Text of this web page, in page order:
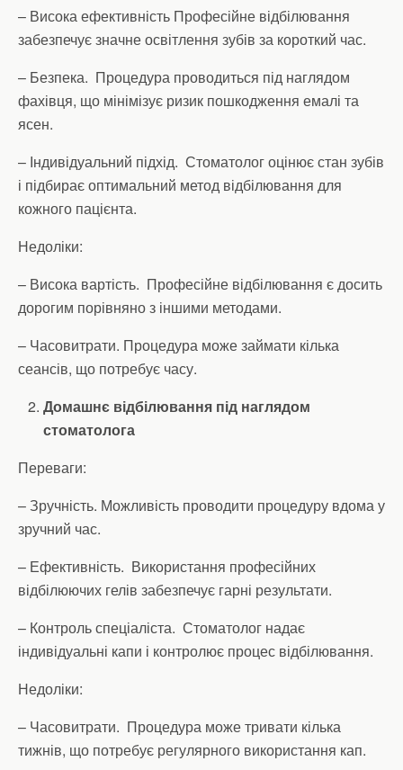
– Висока ефективність Професійне відбілювання
забезпечує значне освітлення зубів за короткий час.
– Безпека. Процедура проводиться під наглядом
фахівця, що мінімізує ризик пошкодження емалі та
ясен.
– Індивідуальний підхід. Стоматолог оцінює стан зубів
і підбирає оптимальний метод відбілювання для
кожного пацієнта.
Недоліки:
– Висока вартість. Професійне відбілювання є досить
дорогим порівняно з іншими методами.
– Часовитрати. Процедура може займати кілька
сеансів, що потребує часу.
Домашнє відбілювання під наглядом
стоматолога
Переваги:
– Зручність. Можливість проводити процедуру вдома у
зручний час.
– Ефективність. Використання професійних
відбілюючих гелів забезпечує гарні результати.
– Контроль спеціаліста. Стоматолог надає
індивідуальні капи і контролює процес відбілювання.
Недоліки:
– Часовитрати. Процедура може тривати кілька
тижнів, що потребує регулярного використання кап.